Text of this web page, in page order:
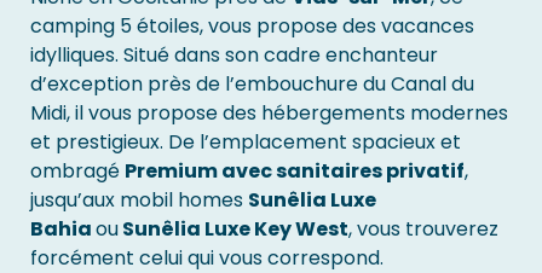
camping 5 étoiles, vous propose des vacances
idylliques. Situé dans son cadre enchanteur
d’exception près de l’embouchure du Canal du
Midi, il vous propose des hébergements modernes
et prestigieux. De l’emplacement spacieux et
ombragé Premium avec sanitaires privatif,
jusqu’aux mobil homes Sunêlia Luxe
BahiaouSunêlia Luxe Key West, vous trouverez
forcément celui qui vous correspond.